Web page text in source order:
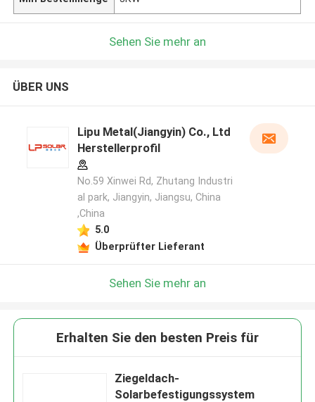
Sehen Sie mehr an
ÜBER UNS
Lipu Metal(Jiangyin) Co., Ltd
Herstellerprofil
No.59 Xinwei Rd, Zhutang Industri
al park, Jiangyin, Jiangsu, China
,China
5.0
Überprüfter Lieferant
Sehen Sie mehr an
Erhalten Sie den besten Preis für
Ziegeldach-
Solarbefestigungssystem